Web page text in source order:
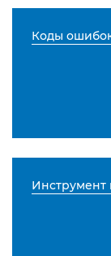
Коды
Инструмент